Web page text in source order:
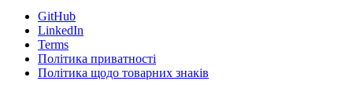
GitHub
LinkedIn
Terms
Політика приватності
Політика щодо товарних знаків